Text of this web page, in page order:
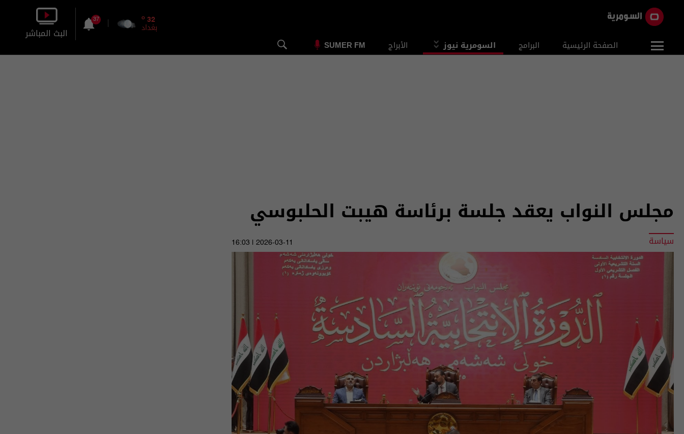
الصفحة الرئيسية البرامج السومرية نيوز الأبراج SUMER FM
32
o
بغداد
37
البث المباشر
مجلس النواب يعقد جلسة برئاسة هيبت الحلبوسي
سياسة 2026-03-11 | 16:03